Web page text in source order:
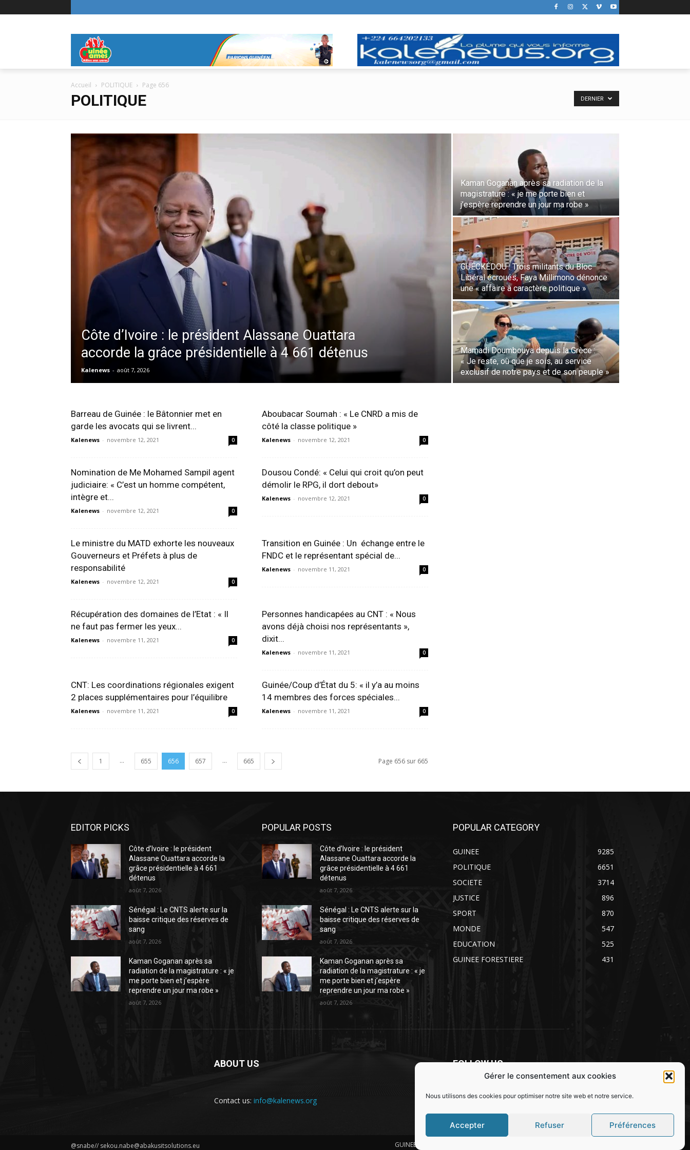
Gérer le consentement aux cookies
Nous utilisons des cookies pour optimiser notre site web et notre service.
Accepter Refuser Préférences
Accueil POLITIQUE Page 656
POLITIQUE DERNIER
Côte d’Ivoire : le président Alassane Ouattara
accorde la grâce présidentielle à 4 661 détenus
Kalenews - août 7, 2026
Kaman Goganan après sa radiation de la
magistrature : « je me porte bien et
j’espère reprendre un jour ma robe »
GUÉCKÉDOU : Trois militants du Bloc
Libéral écroués, Faya Millimono dénonce
une « affaire à caractère politique »
Mamadi Doumbouya depuis la Grèce :
« Je reste, où que je sois, au service
exclusif de notre pays et de son peuple »
Barreau de Guinée : le Bâtonnier met en
garde les avocats qui se livrent...
Kalenews - novembre 12, 2021 0
Aboubacar Soumah : « Le CNRD a mis de
côté la classe politique »
Kalenews - novembre 12, 2021 0
Nomination de Me Mohamed Sampil agent
judiciaire: « C’est un homme compétent,
intègre et...
Kalenews - novembre 12, 2021 0
Dousou Condé: « Celui qui croit qu’on peut
démolir le RPG, il dort debout»
Kalenews - novembre 12, 2021 0
Le ministre du MATD exhorte les nouveaux
Gouverneurs et Préfets à plus de
responsabilité
Kalenews - novembre 12, 2021 0
Transition en Guinée : Un échange entre le
FNDC et le représentant spécial de...
Kalenews - novembre 11, 2021 0
Récupération des domaines de l’Etat : « Il
ne faut pas fermer les yeux...
Kalenews - novembre 11, 2021 0
Personnes handicapées au CNT : « Nous
avons déjà choisi nos représentants »,
dixit...
Kalenews - novembre 11, 2021 0
CNT: Les coordinations régionales exigent
2 places supplémentaires pour l’équilibre
Kalenews - novembre 11, 2021 0
Guinée/Coup d’État du 5: « il y’a au moins
14 membres des forces spéciales...
Kalenews - novembre 11, 2021 0
1 ... 655 656 657 ... 665 Page 656 sur 665
EDITOR PICKS
Côte d’Ivoire : le président
Alassane Ouattara accorde la
grâce présidentielle à 4 661
détenus
août 7, 2026
Sénégal : Le CNTS alerte sur la
baisse critique des réserves de
sang
août 7, 2026
Kaman Goganan après sa
radiation de la magistrature : « je
me porte bien et j’espère
reprendre un jour ma robe »
août 7, 2026
POPULAR POSTS
Côte d’Ivoire : le président
Alassane Ouattara accorde la
grâce présidentielle à 4 661
détenus
août 7, 2026
Sénégal : Le CNTS alerte sur la
baisse critique des réserves de
sang
août 7, 2026
Kaman Goganan après sa
radiation de la magistrature : « je
me porte bien et j’espère
reprendre un jour ma robe »
août 7, 2026
POPULAR CATEGORY
GUINEE
9285
POLITIQUE
6651
SOCIETE
3714
JUSTICE
896
SPORT
870
MONDE
547
EDUCATION
525
GUINEE FORESTIERE
431
ABOUT US
Contact us: info@kalenews.org
FOLLOW US
@snabe// sekou.nabe@abakusitsolutions.eu GUINEE